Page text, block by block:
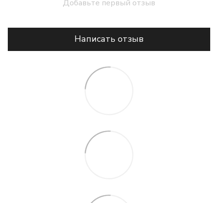
Добавьте первый отзыв
Написать отзыв